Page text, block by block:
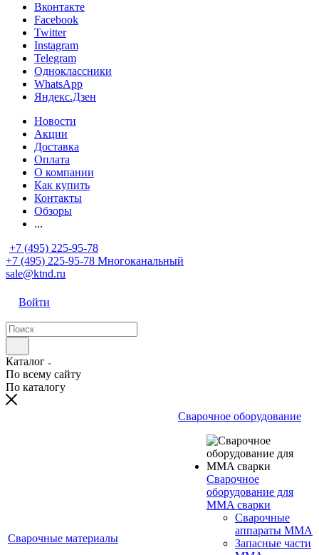
Вконтакте
Facebook
Twitter
Instagram
Telegram
Одноклассники
WhatsApp
Яндекс.Дзен
Новости
Акции
Доставка
Оплата
О компании
Как купить
Контакты
Обзоры
...
+7 (495) 225-95-78
+7 (495) 225-95-78 Многоканальный
sale@ktnd.ru
Войти
Каталог
По всему сайту
По каталогу
Сварочные материалы
Сварочное оборудование
Сварочное
оборудование для
MMA сварки
Сварочные
аппараты MMA
Запасные части